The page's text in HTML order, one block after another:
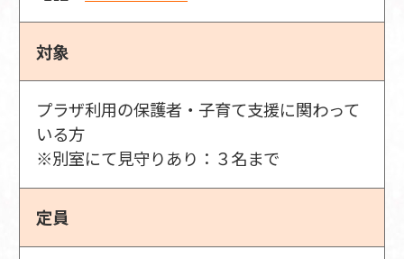
対象
プラザ利用の保護者・子育て支援に関わって
いる方
※別室にて見守りあり：３名まで
定員